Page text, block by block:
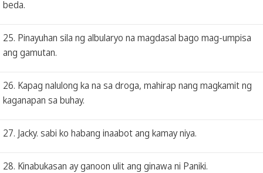
beda.
25. Pinayuhan sila ng albularyo na magdasal bago mag-umpisa
ang gamutan.
26. Kapag nalulong ka na sa droga, mahirap nang magkamit ng
kaganapan sa buhay.
27. Jacky. sabi ko habang inaabot ang kamay niya.
28. Kinabukasan ay ganoon ulit ang ginawa ni Paniki.